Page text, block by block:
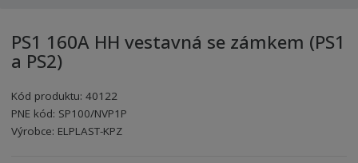
t
r
n
a
PS1 160A HH vestavná se zámkem (PS1
a PS2)
Kód produktu:40122
PNE kód: SP100/NVP1P
Kód výrobce: 8595208602467
Kód dodavatele:8595208602467
Výrobce: ELPLAST-KPZ